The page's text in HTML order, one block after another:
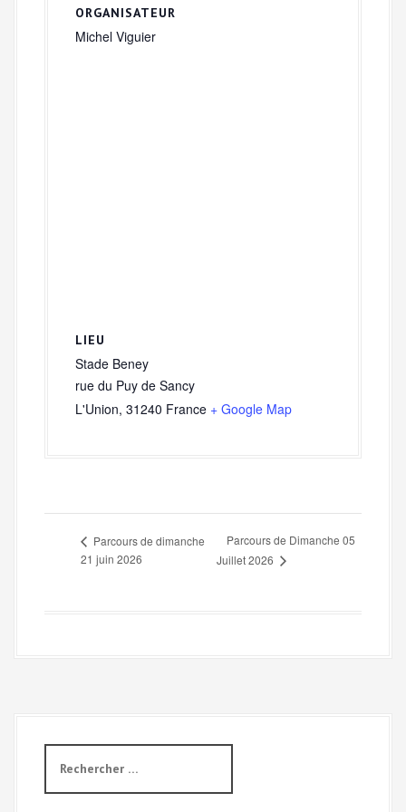
ORGANISATEUR
Michel Viguier
LIEU
Stade Beney
rue du Puy de Sancy
L'Union, 31240 France + Google Map
Parcours de dimanche
21 juin 2026
Parcours de Dimanche 05
Juillet 2026
c